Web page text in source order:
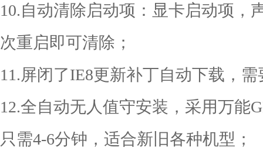
10.自动清除启动项：显卡启动项，
次重启即可清除；
11.屏闭了IE8更新补丁自动下载，
12.全自动无人值守安装，采用万能
只需4-6分钟，适合新旧各种机型；